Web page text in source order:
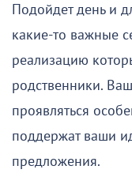
Подойдет день и
какие-то важные
реализацию
родственники.
проявляться
поддержат ваши
предложения.